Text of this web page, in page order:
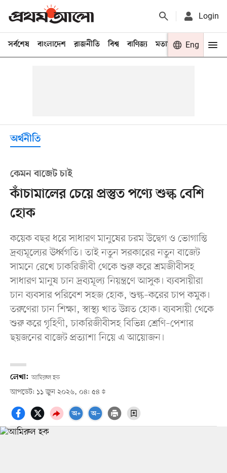
Login
সর্বশেষ বাংলাদেশ রাজনীতি বিশ্ব বাণিজ্য মতামত খেলা
Eng
অর্থনীতি
কেমন বাজেট চাই
কাঁচামালের চেয়ে প্রস্তুত পণ্যে শুল্ক বেশি
হোক
কয়েক বছর ধরে সাধারণ মানুষের চরম উদ্বেগ ও ভোগান্তি
দ্রব্যমূল্যের ঊর্ধ্বগতি। তাই নতুন সরকারের নতুন বাজেট
সামনে রেখে চাকরিজীবী থেকে শুরু করে শ্রমজীবীসহ
সাধারণ মানুষ চান দ্রব্যমূল্য নিয়ন্ত্রণে আসুক। ব্যবসায়ীরা
চান ব্যবসার পরিবেশ সহজ হোক, শুল্ক–করের চাপ কমুক।
তরুণেরা চান শিক্ষা, স্বাস্থ্য খাত উন্নত হোক। ব্যবসায়ী থেকে
শুরু করে গৃহিণী, চাকরিজীবীসহ বিভিন্ন শ্রেণি–পেশার
ছয়জনের বাজেট প্রত্যাশা নিয়ে এ আয়োজন।
লেখা: আমিরুল হক
আপডেট: ১১ জুন ২০২৬, ০৪: ৫৪